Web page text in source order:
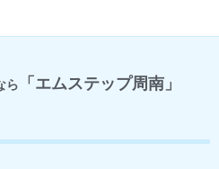
ら 「エムステップ周南」